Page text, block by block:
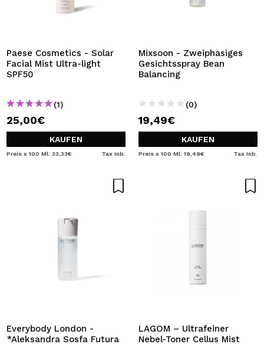
Paese Cosmetics - Solar
Facial Mist Ultra-light
SPF50
(1)
25,00€
KAUFEN
Preis x 100 Ml: 33,33€ Tax Inb.
Mixsoon - Zweiphasiges
Gesichtsspray Bean
Balancing
(0)
19,49€
KAUFEN
Preis x 100 Ml: 19,49€ Tax Inb.
Everybody London -
*Aleksandra Sosfa Futura
LAGOM – Ultrafeiner
Nebel-Toner Cellus Mist